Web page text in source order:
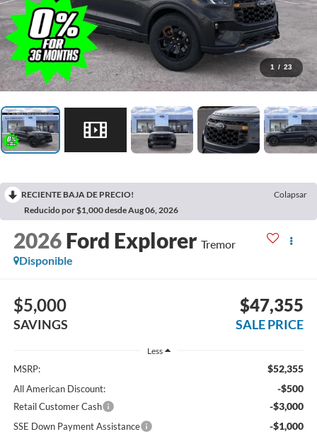
1 / 23
RECIENTE BAJA DE PRECIO!
Colapsar
Reducido por $1,000 desde Aug 06, 2026
2026 Ford Explorer Tremor
Disponible
$5,000
SAVINGS
$47,355
SALE PRICE
Less
MSRP: $52,355
All American Discount: -$500
Retail Customer Cash -$3,000
SSE Down Payment Assistance -$1,000